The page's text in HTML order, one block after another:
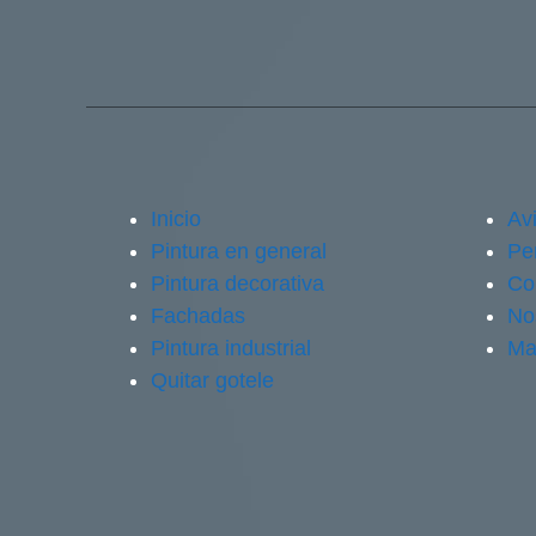
Inicio
Pintura en general
Pintura decorativa
Fachadas
Pintura industrial
Quitar gotele